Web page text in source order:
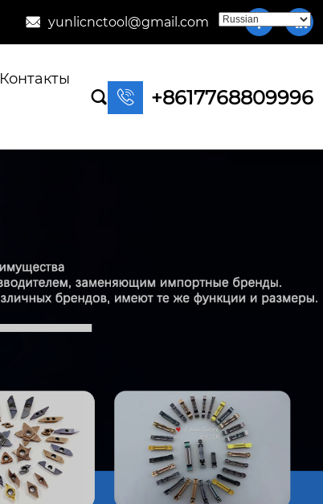
 yunlicnctool@gmail.com  
Контакты
  +8617768809996